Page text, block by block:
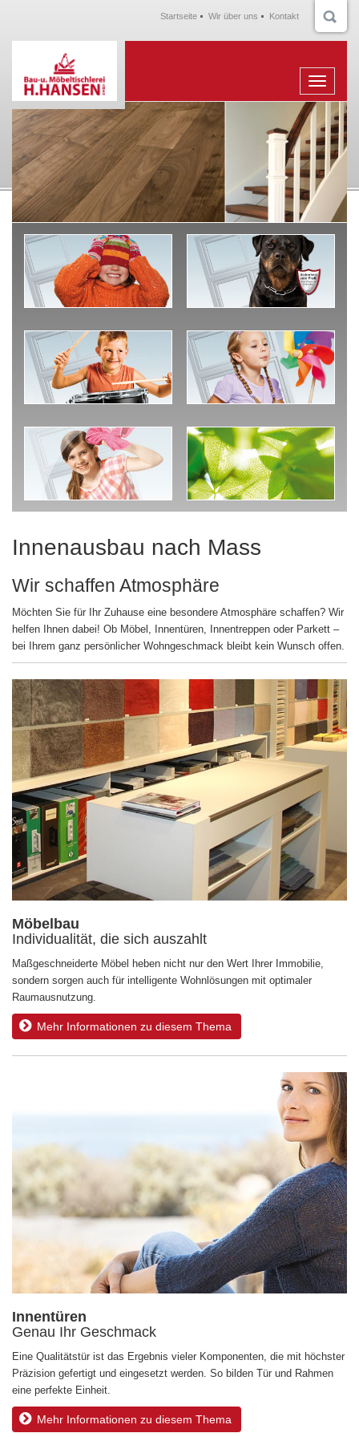
Startseite Wir über uns Kontakt
Menu
Innenausbau nach Mass
Wir schaffen Atmosphäre
Möchten Sie für Ihr Zuhause eine besondere Atmosphäre schaffen? Wir
helfen Ihnen dabei! Ob Möbel, Innentüren, Innentreppen oder Parkett –
bei Ihrem ganz persönlicher Wohngeschmack bleibt kein Wunsch offen.
Möbelbau
Individualität, die sich auszahlt
Maßgeschneiderte Möbel heben nicht nur den Wert Ihrer Immobilie,
sondern sorgen auch für intelligente Wohnlösungen mit optimaler
Raumausnutzung.
Mehr Informationen zu diesem Thema
Innentüren
Genau Ihr Geschmack
Eine Qualitätstür ist das Ergebnis vieler Komponenten, die mit höchster
Präzision gefertigt und eingesetzt werden. So bilden Tür und Rahmen
eine perfekte Einheit.
Mehr Informationen zu diesem Thema